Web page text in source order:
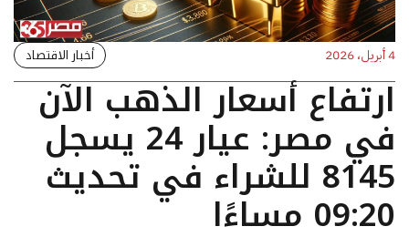
4 أبريل، 2026 أخبار الاقتصاد
ارتفاع أسعار الذهب الآن
في مصر: عيار 24 يسجل
8145 للشراء في تحديث
09:20 مساءًا